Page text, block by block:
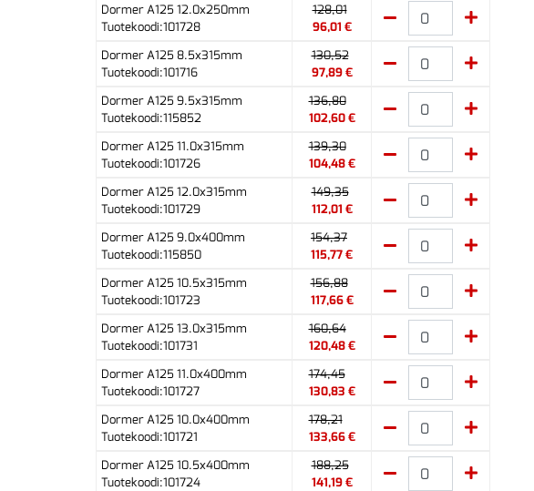
Dormer A125 12.0x250mm
Tuotekoodi:101728
128,01
96,01 €
Dormer A125 8.5x315mm
Tuotekoodi:101716
130,52
97,89 €
Dormer A125 9.5x315mm
Tuotekoodi:115852
136,80
102,60 €
Dormer A125 11.0x315mm
Tuotekoodi:101726
139,30
104,48 €
Dormer A125 12.0x315mm
Tuotekoodi:101729
149,35
112,01 €
Dormer A125 9.0x400mm
Tuotekoodi:115850
154,37
115,77 €
Dormer A125 10.5x315mm
Tuotekoodi:101723
156,88
117,66 €
Dormer A125 13.0x315mm
Tuotekoodi:101731
160,64
120,48 €
Dormer A125 11.0x400mm
Tuotekoodi:101727
174,45
130,83 €
Dormer A125 10.0x400mm
Tuotekoodi:101721
178,21
133,66 €
Dormer A125 10.5x400mm
Tuotekoodi:101724
188,25
141,19 €